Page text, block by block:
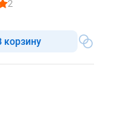
2
корзину